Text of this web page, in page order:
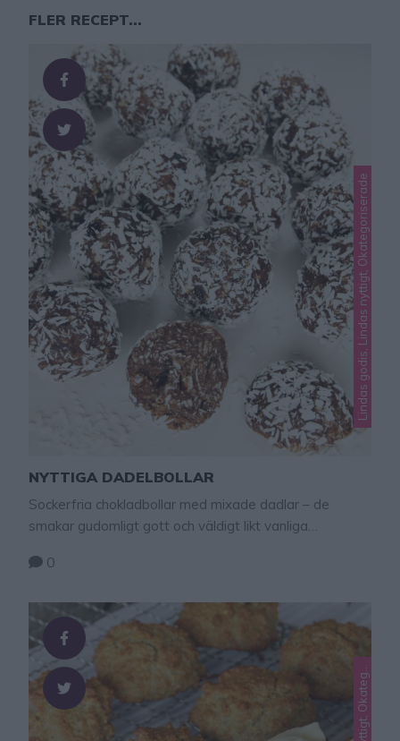
FLER RECEPT...
Lindas godis, Lindas nyttigt, Okategoriserade
NYTTIGA DADELBOLLAR
Sockerfria chokladbollar med mixade dadlar – de
smakar gudomligt gott och väldigt likt vanliga
0
L
o
e